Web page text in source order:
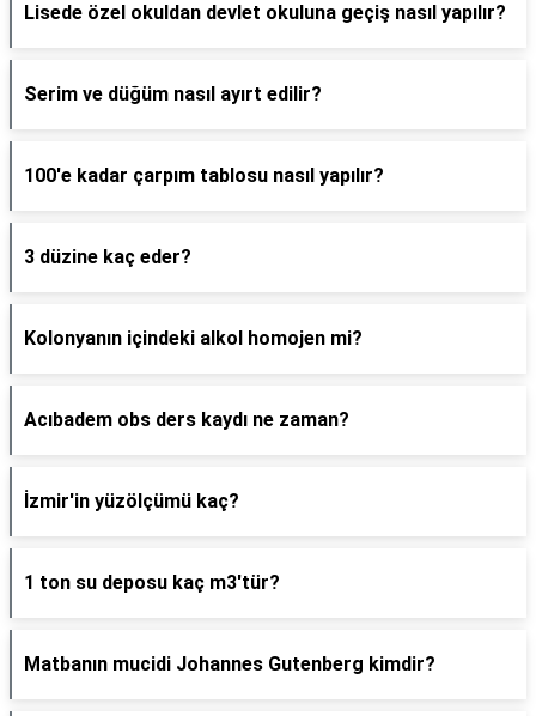
Lisede özel okuldan devlet okuluna geçiş nasıl yapılır?
Serim ve düğüm nasıl ayırt edilir?
100'e kadar çarpım tablosu nasıl yapılır?
3 düzine kaç eder?
Kolonyanın içindeki alkol homojen mi?
Acıbadem obs ders kaydı ne zaman?
İzmir'in yüzölçümü kaç?
1 ton su deposu kaç m3'tür?
Matbanın mucidi Johannes Gutenberg kimdir?